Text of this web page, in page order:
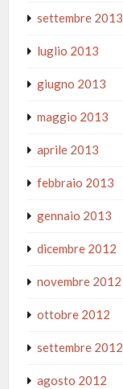
settembre 2013
luglio 2013
giugno 2013
maggio 2013
aprile 2013
febbraio 2013
gennaio 2013
dicembre 2012
novembre 2012
ottobre 2012
settembre 2012
agosto 2012